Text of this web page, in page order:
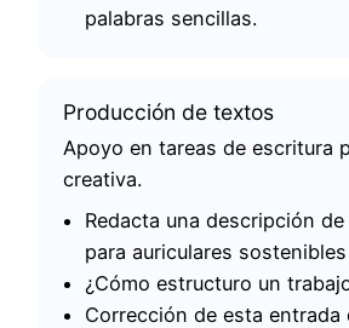
palabras sencillas.
Producción de textos
Apoyo en tareas de escritura
creativa.
Redacta una descripción
para auriculares sostenibles
¿Cómo estructuro un
Corrección de esta entrada